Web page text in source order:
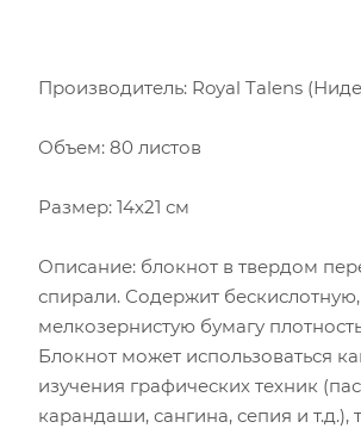
Производитель: Royal Talens
Объем: 80 листов
Размер: 14х21 см
Описание: блокнот в твердом
спирали. Содержит бескислотную,
мелкозернистую бумагу
Блокнот может использоваться
изучения графических техник
карандаши, сангина, сепия и т.д.),